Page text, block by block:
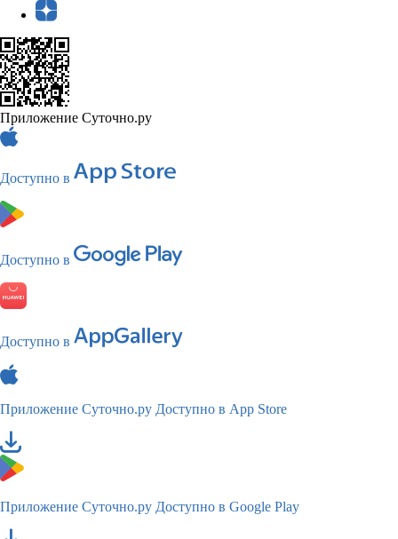
Приложение Суточно.ру
Доступно в
Доступно в
Доступно в
Приложение Суточно.ру Доступно в App Store
Приложение Суточно.ру Доступно в Google Play